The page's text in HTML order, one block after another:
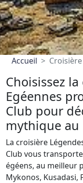
Accueil
Choisissez
Egéennes
Club pour
mythique
La croisière
Club vous
égéens, au meilleur
Mykonos, Kusadasi,